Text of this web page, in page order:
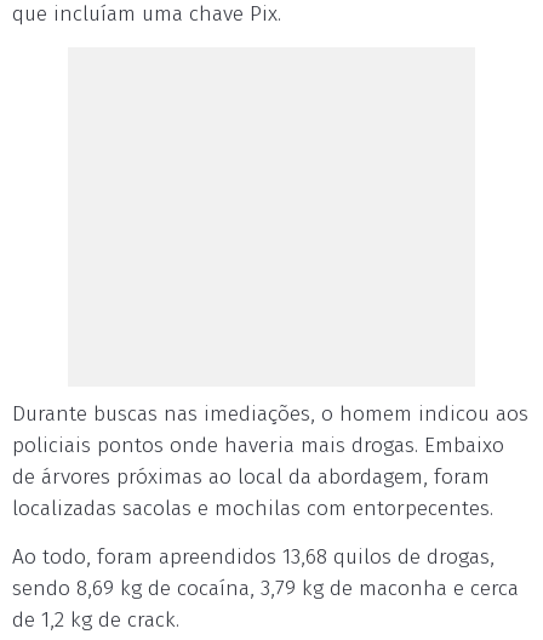
que incluíam uma chave Pix.
Durante buscas nas imediações, o homem indicou aos
policiais pontos onde haveria mais drogas. Embaixo
de árvores próximas ao local da abordagem, foram
localizadas sacolas e mochilas com entorpecentes.
Ao todo, foram apreendidos 13,68 quilos de drogas,
sendo 8,69 kg de cocaína, 3,79 kg de maconha e cerca
de 1,2 kg de crack.